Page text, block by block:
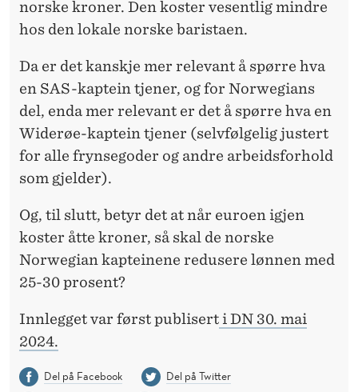
norske kroner. Den koster vesentlig mindre
hos den lokale norske baristaen.
Da er det kanskje mer relevant å spørre hva
en SAS-kaptein tjener, og for Norwegians
del, enda mer relevant er det å spørre hva en
Widerøe-kaptein tjener (selvfølgelig justert
for alle frynsegoder og andre arbeidsforhold
som gjelder).
Og, til slutt, betyr det at når euroen igjen
koster åtte kroner, så skal de norske
Norwegian kapteinene redusere lønnen med
25-30 prosent?
Innlegget var først publisert i DN 30. mai
2024.
Del på Facebook
Del på Twitter